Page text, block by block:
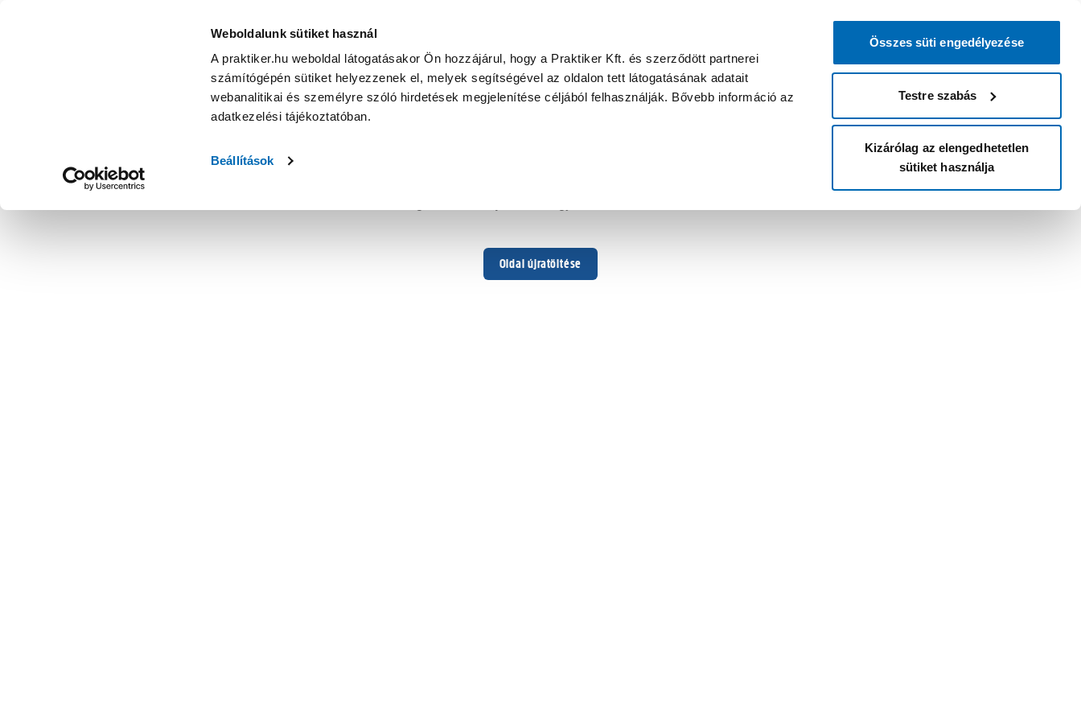
Weboldalunk sütiket használ
A praktiker.hu weboldal látogatásakor Ön hozzájárul, hogy a Praktiker Kft. és szerződött partnerei
számítógépén sütiket helyezzenek el, melyek segítségével az oldalon tett látogatásának adatait
webanalitikai és személyre szóló hirdetések megjelenítése céljából felhasználják. Bővebb információ az
adatkezelési tájékoztatóban.
Beállítások
Összes süti engedélyezése
Testre szabás
Kizárólag az elengedhetetlen
sütiket használja
Oldal újratöltése